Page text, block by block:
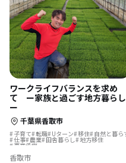
ワークライフバランスを求め
て ー家族と過ごす地方暮らし
ー
千葉県香取市
子育て 転職 Uターン 移住 自然と暮ら
仕事 農業 田舎暮らし 地方移住
事業承継
香取市